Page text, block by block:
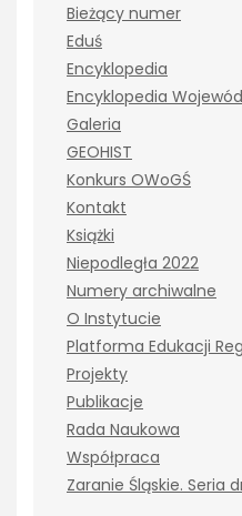
Bieżący numer
Eduś
Encyklopedia
Encyklopedia
Galeria
GEOHIST
Konkurs OWoGŚ
Kontakt
Książki
Niepodległa 2022
Numery archiwalne
O Instytucie
Platforma Edukacji
Projekty
Publikacje
Rada Naukowa
Współpraca
Zaranie Śląskie. Seria